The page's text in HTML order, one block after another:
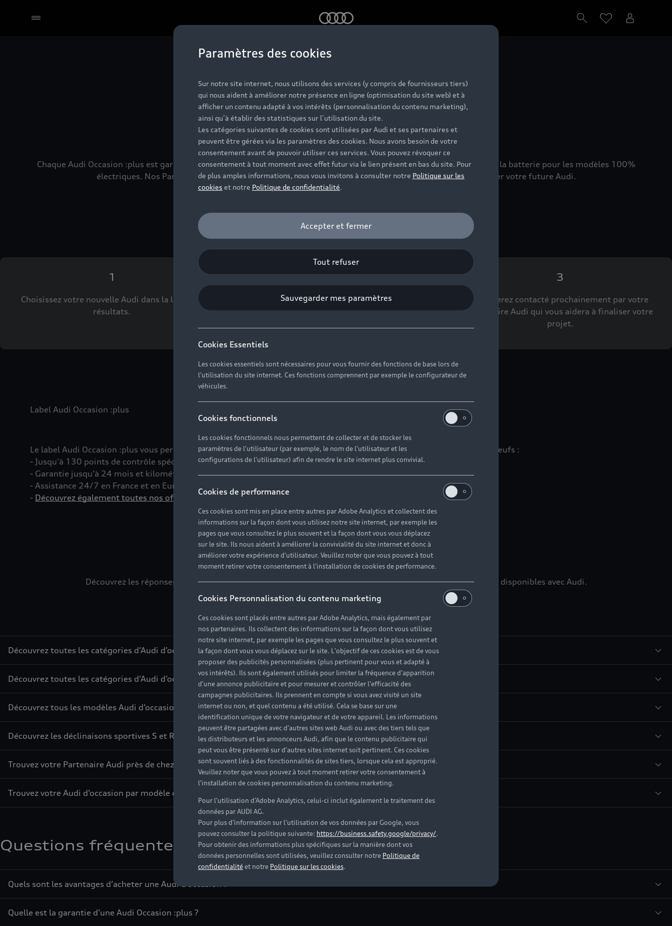
Nos Audi d'occasion
labellisées
Chaque Audi Occasion :plus est garantie 24 mois et vérifiée sur jusqu'à 130 points de contrôle, dont l'état de santé de la batterie pour les modèles 100%
électriques. Nos Partenaires sont disponibles et vous accompagnent pour votre projet d'achat et trouver votre future Audi.
1
Choisissez votre nouvelle Audi dans la liste des
résultats.
2
Cliquez sur « Contacter votre Partenaire ».
3
Vous serez contacté prochainement par votre
Partenaire Audi qui vous aidera à finaliser votre
projet.
Label Audi Occasion :plus
Le label Audi Occasion :plus vous permet d’acquérir un véhicule d’occasion avec les mêmes avantages que les véhicules neufs :
- Jusqu'à 130 points de contrôle spécifiques à chaque motorisation
- Garantie jusqu’à 24 mois et kilométrage illimité
- Assistance 24/7 en France et en Europe
- Découvrez également toutes nos offres d’entretien, à partir de 19€/mois
Les réponses à vos questions
Découvrez les réponses à vos diverses questions autour de l'achat de véhicules d’occasion immédiatement disponibles avec Audi.
Découvrez toutes les catégories d’Audi d’occasion
Découvrez toutes les catégories d’Audi d’occasion
Découvrez tous les modèles Audi d’occasion
Découvrez les déclinaisons sportives S et RS d’occasion
Trouvez votre Partenaire Audi près de chez vous
Trouvez votre Audi d’occasion par modèle et par ville
Questions fréquentes sur les Audi d’occasion
Quels sont les avantages d’acheter une Audi d’occasion ?
Quelle est la garantie d’une Audi Occasion :plus ?
Paramètres des cookies
Sur notre site internet, nous utilisons des services (y compris de fournisseurs tiers)
qui nous aident à améliorer notre présence en ligne (optimisation du site web) et à
afficher un contenu adapté à vos intérêts (personnalisation du contenu marketing),
ainsi qu’à établir des statistiques sur l’utilisation du site.
Les catégories suivantes de cookies sont utilisées par Audi et ses partenaires et
peuvent être gérées via les paramètres des cookies. Nous avons besoin de votre
consentement avant de pouvoir utiliser ces services. Vous pouvez révoquer ce
consentement à tout moment avec effet futur via le lien présent en bas du site. Pour
de plus amples informations, nous vous invitons à consulter notre Politique sur les
cookies et notre Politique de confidentialité.
Accepter et fermer
Tout refuser
Sauvegarder mes paramètres
Cookies Essentiels
Les cookies essentiels sont nécessaires pour vous fournir des fonctions de base lors de
l'utilisation du site internet. Ces fonctions comprennent par exemple le configurateur de
véhicules.
Cookies fonctionnels
Les cookies fonctionnels nous permettent de collecter et de stocker les
paramètres de l'utilisateur (par exemple, le nom de l'utilisateur et les
configurations de l'utilisateur) afin de rendre le site internet plus convivial.
Cookies de performance
Ces cookies sont mis en place entre autres par Adobe Analytics et collectent des
informations sur la façon dont vous utilisez notre site internet, par exemple les
pages que vous consultez le plus souvent et la façon dont vous vous déplacez
sur le site. Ils nous aident à améliorer la convivialité du site internet et donc à
améliorer votre expérience d'utilisateur. Veuillez noter que vous pouvez à tout
moment retirer votre consentement à l'installation de cookies de performance.
Cookies Personnalisation du contenu marketing
Ces cookies sont placés entre autres par Adobe Analytics, mais également par
nos partenaires. Ils collectent des informations sur la façon dont vous utilisez
notre site internet, par exemple les pages que vous consultez le plus souvent et
la façon dont vous vous déplacez sur le site. L'objectif de ces cookies est de vous
proposer des publicités personnalisées (plus pertinent pour vous et adapté à
vos intérêts). Ils sont également utilisés pour limiter la fréquence d'apparition
d'une annonce publicitaire et pour mesurer et contrôler l'efficacité des
campagnes publicitaires. Ils prennent en compte si vous avez visité un site
internet ou non, et quel contenu a été utilisé. Cela se base sur une
identification unique de votre navigateur et de votre appareil. Les informations
peuvent être partagées avec d'autres sites web Audi ou avec des tiers tels que
les distributeurs et les annonceurs Audi, afin que le contenu publicitaire qui
peut vous être présenté sur d'autres sites internet soit pertinent. Ces cookies
sont souvent liés à des fonctionnalités de sites tiers, lorsque cela est approprié.
Veuillez noter que vous pouvez à tout moment retirer votre consentement à
l'installation de cookies personnalisation du contenu marketing.
Pour l’utilisation d’Adobe Analytics, celui-ci inclut également le traitement des
données par AUDI AG.
Pour plus d’information sur l’utilisation de vos données par Google, vous
pouvez consulter la politique suivante: https://business.safety.google/privacy/.
Pour obtenir des informations plus spécifiques sur la manière dont vos
données personnelles sont utilisées, veuillez consulter notre Politique de
confidentialitéet notre Politique sur les cookies.